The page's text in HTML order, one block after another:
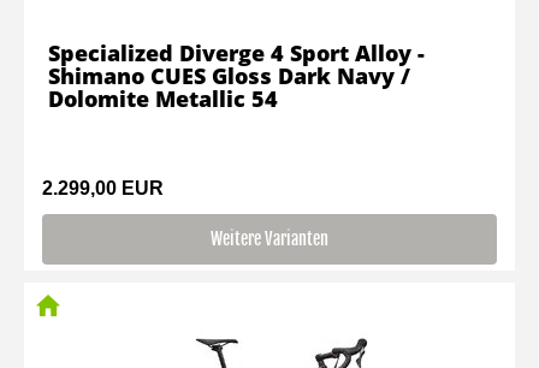
2.299,00 EUR
Weitere Varianten
Specialized Diverge 4 Sport Alloy -
Shimano CUES Gloss Dark Navy /
Dolomite Metallic 54